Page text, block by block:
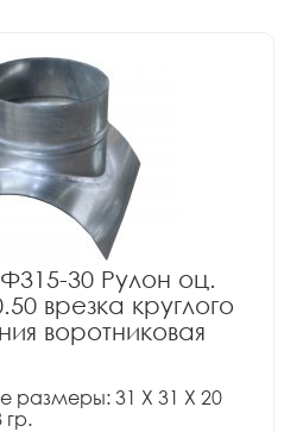
30 Рулон оц.
врезка круглого
воротниковая
размеры: 31 X 31 X 20
гр.